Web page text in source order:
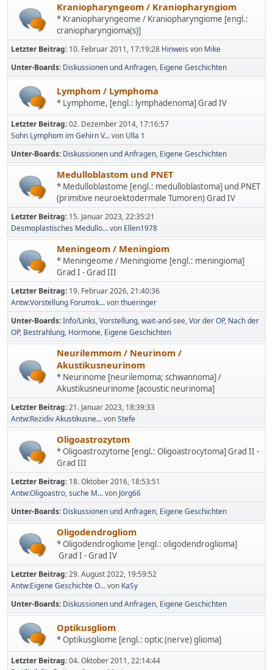
Kraniopharyngeom / Kraniopharyngiom
* Kraniopharyngeome / Kraniopharyngiome [engl.:
craniopharyngioma(s)]
Letzter Beitrag: 10. Februar 2011, 17:19:28 Hinweis von Mike
Unter-Boards Diskussionen und Anfragen Eigene Geschichten
Lymphom / Lymphoma
* Lymphome, [engl.: lymphadenoma] Grad IV
Letzter Beitrag:02. Dezember 2014, 17:16:57
Sohn Lymphom im Gehirn V...von Ulla 1
Unter-Boards Diskussionen und Anfragen Eigene Geschichten
Medulloblastom und PNET
* Medulloblastome [engl.: medulloblastoma] und PNET
(primitive neuroektodermale Tumoren) Grad IV
Letzter Beitrag: 15. Januar 2023, 22:35:21
Desmoplastisches Medullo...von Ellen1978
Meningeom / Meningiom
* Meningeome / Meningiome [engl.: meningioma]
Grad I - Grad III
Letzter Beitrag: 19. Februar 2026, 21:40:36
Antw:Vorstellung Forumsk...vonthueringer
Unter-Boards Info/Links Vorstellung wait-and-see Vor der OP Nach der
OP Bestrahlung Hormone Eigene Geschichten
Neurilemmom / Neurinom /
Akustikusneurinom
* Neurinome [neurilemoma; schwannoma] /
Akustikusneurinome [acoustic neurinoma]
Letzter Beitrag:21. Januar 2023, 18:39:33
Antw:Rezidiv Akustikusne...vonStefe
Oligoastrozytom
* Oligoastrozytome [engl.: Oligoastrocytoma] Grad II -
Grad III
Letzter Beitrag: 18. Oktober 2016, 18:53:51
Antw:Oligoastro, suche M...von Jörg66
Unter-Boards Diskussionen und Anfragen Eigene Geschichten
Oligodendrogliom
* Oligodendrogliome [engl.: oligodendroglioma]
Grad I - Grad IV
Letzter Beitrag:29. August 2022, 19:59:52
Antw:Eigene Geschichte O...von KaSy
Unter-Boards Diskussionen und Anfragen Eigene Geschichten
Optikusgliom
* Optikusgliome [engl.: optic (nerve) glioma]
Letzter Beitrag:04. Oktober 2011, 22:14:44